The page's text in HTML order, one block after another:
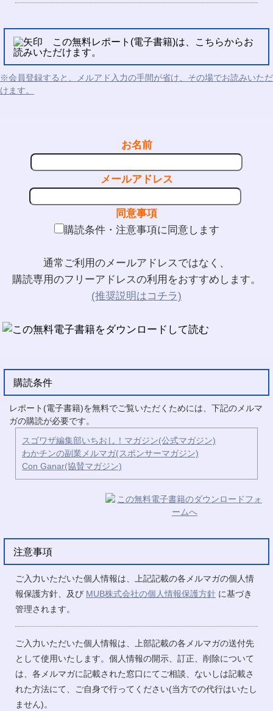
この無料レポート(電子書籍)は、こちらからお
読みいただけます。
※会員登録すると、メルアド入力の手間が省け、その場でお読みいただ
けます。
お名前
メールアドレス
同意事項
購読条件・注意事項に同意します
通常ご利用のメールアドレスではなく、
購読専用のフリーアドレスの利用をおすすめします。
(推奨説明はコチラ)
購読条件
レポート(電子書籍)を無料でご覧いただくためには、下記のメルマ
ガの購読が必要です。
スゴワザ編集部いちおし！マガジン(公式マガジン)
わかチンの副業メルマガ(スポンサーマガジン)
Con Ganar(協賛マガジン)
注意事項
ご入力いただいた個人情報は、上記記載の各メルマガの個人情
報保護方針、及び MUB株式会社の個人情報保護方針 に基づき
管理されます。
ご入力いただいた個人情報は、上部記載の各メルマガの送付先
として使用いたします。個人情報の開示、訂正、削除について
は、各メルマガに記載された窓口にてご相談、ないしは記載さ
れた方法にて、ご自身で行ってください(当方での代行はいたし
ません)。